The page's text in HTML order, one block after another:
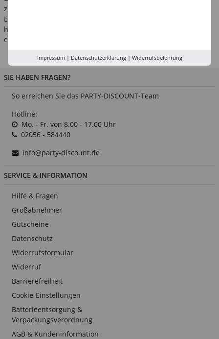
zur Verfügung. Wir möchten sicherstellen, dass du mit deinem
Einkauf zufrieden bist und eine fantastische Geburtstagsfeier
hast. Feiere deinen 50. Geburtstag mit Stil und mache ihn zu
einem unvergesslichen Meilenstein in deinem Leben.
SIE HABEN FRAGEN?
So erreichen Sie das PARTY-DISCOUNT-Team
Hotline:
Mo. - Fr. von 8.00 - 17.00 Uhr
02056 - 584440
info@party-discount.de
SERVICE & INFORMATION
Hilfe & Fragen
Großabnehmer
Gutscheine
Datenschutz
Widerrufsformular
Widerruf
Barrierefreiheit
Cookie-Einstellungen
Batterieentsorgung &
Verpackungsverordnung
AGB & Kundeninformation
Impressum| Datenschutzerklärung| Widerrufsbelehrung